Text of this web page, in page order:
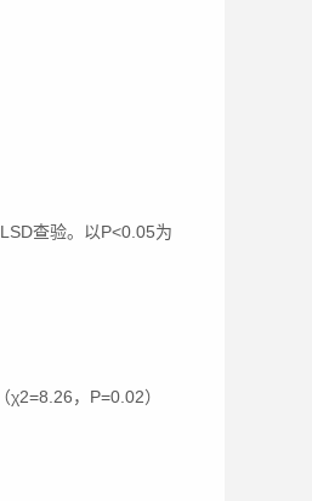
查验。以P<0.05为
，P=0.02）